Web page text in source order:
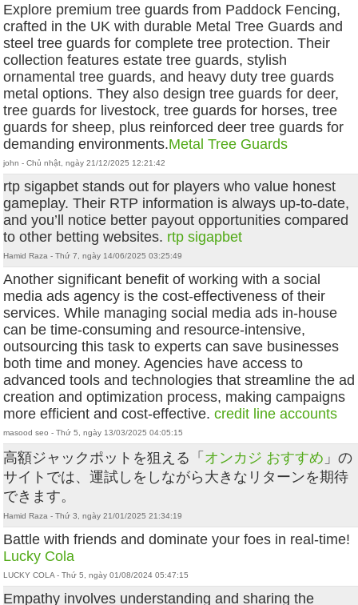
Explore premium tree guards from Paddock Fencing,
crafted in the UK with durable Metal Tree Guards and
steel tree guards for complete tree protection. Their
collection features estate tree guards, stylish
ornamental tree guards, and heavy duty tree guards
metal options. They also design tree guards for deer,
tree guards for livestock, tree guards for horses, tree
guards for sheep, plus reinforced deer tree guards for
demanding environments.Metal Tree Guards
john - Chủ nhật, ngày 21/12/2025 12:21:42
rtp sigapbet stands out for players who value honest
gameplay. Their RTP information is always up-to-date,
and you’ll notice better payout opportunities compared
to other betting websites. rtp sigapbet
Hamid Raza - Thứ 7, ngày 14/06/2025 03:25:49
Another significant benefit of working with a social
media ads agency is the cost-effectiveness of their
services. While managing social media ads in-house
can be time-consuming and resource-intensive,
outsourcing this task to experts can save businesses
both time and money. Agencies have access to
advanced tools and technologies that streamline the ad
creation and optimization process, making campaigns
more efficient and cost-effective.credit line accounts
masood seo - Thứ 5, ngày 13/03/2025 04:05:15
高額ジャックポットを狙える「 オンカジ おすすめ 」の
サイトでは、運試しをしながら大きなリターンを期待
できます。
Hamid Raza - Thứ 3, ngày 21/01/2025 21:34:19
Battle with friends and dominate your foes in real-time!
Lucky Cola
LUCKY COLA - Thứ 5, ngày 01/08/2024 05:47:15
Empathy involves understanding and sharing the